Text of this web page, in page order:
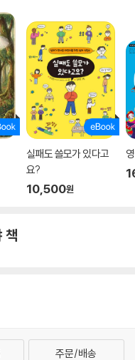
실패도 쓸모가 있다고
요?
10,500원
책
주문/배송